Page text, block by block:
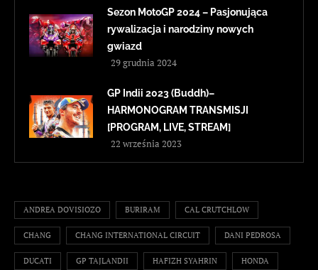
Sezon MotoGP 2024 – Pasjonująca
rywalizacja i narodziny nowych
gwiazd
29 grudnia 2024
GP Indii 2023 (Buddh)–
HARMONOGRAM TRANSMISJI
[PROGRAM, LIVE, STREAM]
22 września 2023
ANDREA DOVISIOZO BURIRAM CAL CRUTCHLOW
CHANG CHANG INTERNATIONAL CIRCUIT DANI PEDROSA
DUCATI GP TAJLANDII HAFIZH SYAHRIN HONDA